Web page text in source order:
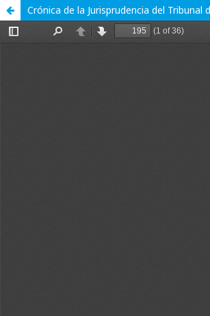
Crónica de la Jurisprudencia del Tribunal